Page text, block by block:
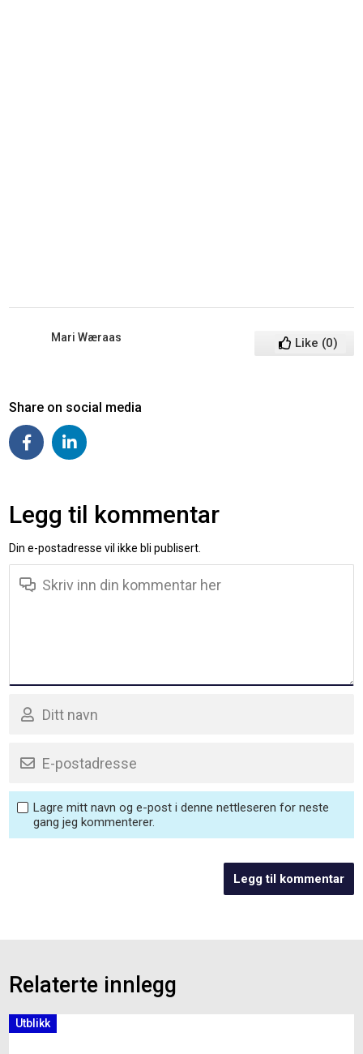
Mari Wæraas Like (0)
Share on social media
Legg til kommentar
Din e-postadresse vil ikke bli publisert.
Lagre mitt navn og e-post i denne nettleseren for neste
gang jeg kommenterer.
Relaterte innlegg
Utblikk